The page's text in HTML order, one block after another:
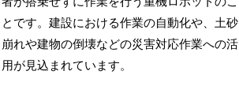
とです。建設における作業の自動化や、土砂
崩れや建物の倒壊などの災害対応作業への活
用が見込まれています。